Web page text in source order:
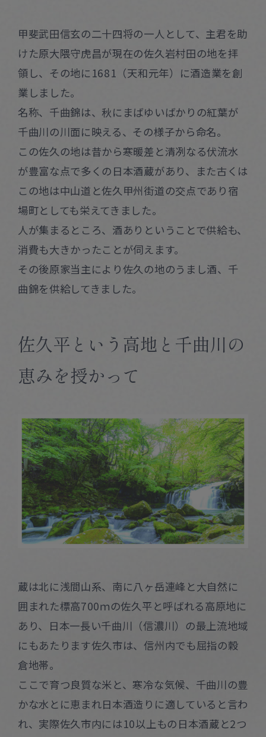
甲斐武田信玄の二十四将の一人として、主君を助
けた原大隈守虎昌が現在の佐久岩村田の地を拝
領し、その地に1681（天和元年）に酒造業を創
業しました。
名称、千曲錦は、秋にまばゆいばかりの紅葉が
千曲川の川面に映える、その様子から命名。
この佐久の地は昔から寒暖差と清冽なる伏流水
が豊富な点で多くの日本酒蔵があり、また古くは
この地は中山道と佐久甲州街道の交点であり宿
場町としても栄えてきました。
人が集まるところ、酒ありということで供給も、
消費も大きかったことが伺えます。
その後原家当主により佐久の地のうまし酒、千
曲錦を供給してきました。
佐久平という高地と千曲川の
恵みを授かって
蔵は北に浅間山系、南に八ヶ岳連峰と大自然に
囲まれた標高700ｍの佐久平と呼ばれる高原地に
あり、日本一長い千曲川（信濃川）の最上流地域
にもあたります佐久市は、信州内でも屈指の穀
倉地帯。
ここで育つ良質な米と、寒冷な気候、千曲川の豊
かな水とに恵まれ日本酒造りに適していると言わ
れ、実際佐久市内には10以上もの日本酒蔵と2つ